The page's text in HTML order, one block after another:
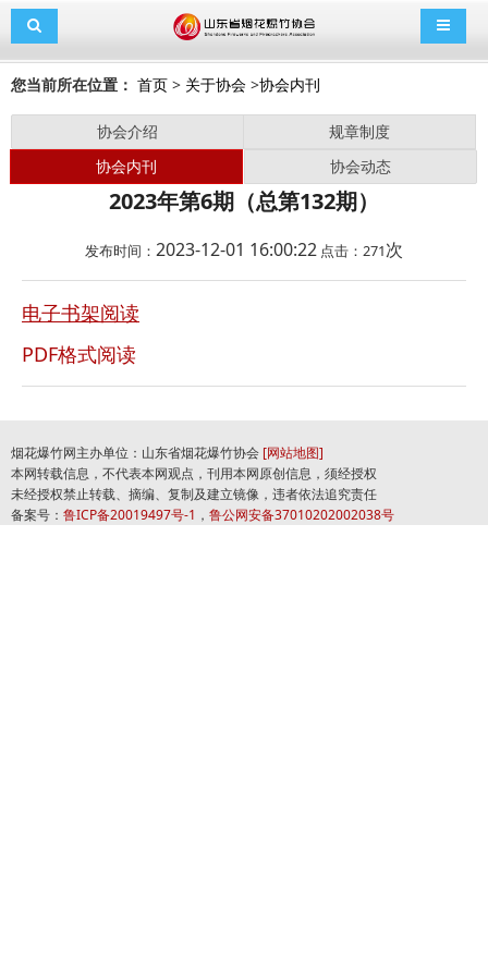
导航切换 导航切
您当前所在位置： 首页 > 关于协会 >协会内刊
协会介绍
规章制度
协会内刊
协会动态
2023年第6期（总第132期）
发布时间： 2023-12-01 16:00:22 点击： 271次
电子书架阅读
PDF格式阅读
烟花爆竹网主办单位：山东省烟花爆竹协会 [网站地图]
本网转载信息，不代表本网观点，刊用本网原创信息，须经授权
未经授权禁止转载、摘编、复制及建立镜像，违者依法追究责任
备案号： 鲁ICP备20019497号-1 ， 鲁公网安备37010202002038号